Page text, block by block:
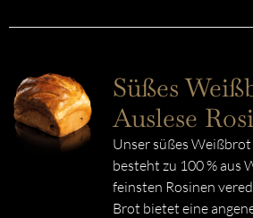
Süßes
Auslese
Unser süßes
besteht zu 100 % aus
feinsten Rosinen
Brot bietet eine